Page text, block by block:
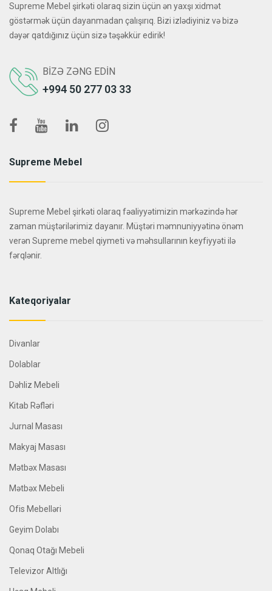
Supreme Mebel şirkəti olaraq sizin üçün ən yaxşı xidmət
göstərmək üçün dayanmadan çalışırıq. Bizi izlədiyiniz və bizə
dəyər qatdığınız üçün sizə təşəkkür edirik!
BIZƏ ZƏNG EDIN
+994 50 277 03 33
Supreme Mebel
Supreme Mebel şirkəti olaraq fəaliyyətimizin mərkəzində hər
zaman müştərilərimiz dayanır. Müştəri məmnuniyyətinə önəm
verən Supreme mebel qiymeti və məhsullarının keyfiyyəti ilə
fərqlənir.
Kateqoriyalar
Divanlar
Dolablar
Dəhliz Mebeli
Kitab Rəfləri
Jurnal Masası
Makyaj Masası
Mətbəx Masası
Mətbəx Mebeli
Ofis Mebelləri
Geyim Dolabı
Qonaq Otağı Mebeli
Televizor Altlığı